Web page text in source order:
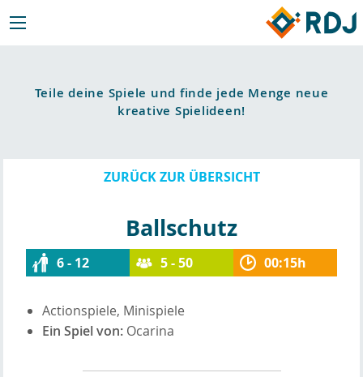
Teile deine Spiele und finde jede Menge neue
kreative Spielideen!
ZURÜCK ZUR ÜBERSICHT
Ballschutz
6 - 12 5 - 50 00:15h
Actionspiele, Minispiele
Ein Spiel von: Ocarina